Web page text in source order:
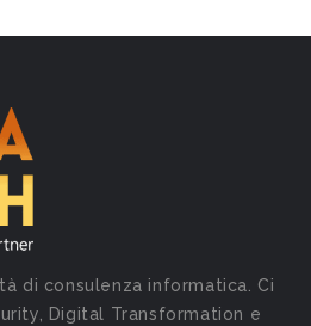
di consulenza informatica. Ci
Digital Transformation e